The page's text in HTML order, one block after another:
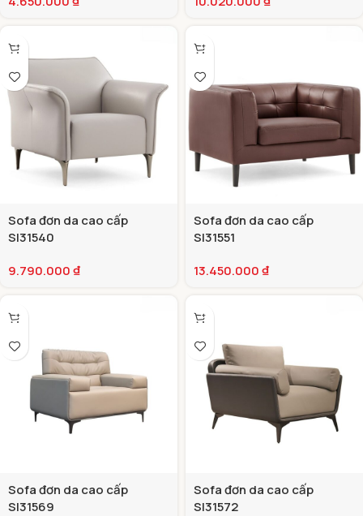
Sofa đơn da cao cấp
SI31540
9.790.000₫
Sofa đơn da cao cấp
SI31551
13.450.000₫
Sofa đơn da cao cấp
SI31569
Sofa đơn da cao cấp
SI31572